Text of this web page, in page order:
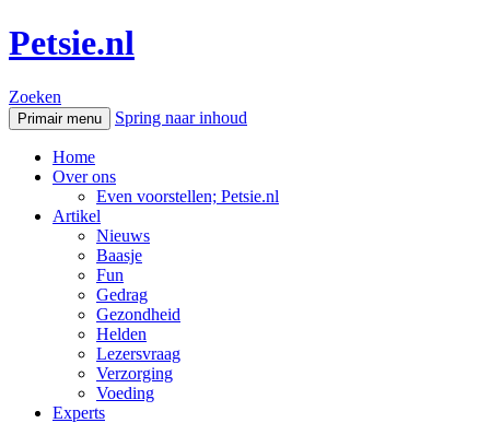
Petsie.nl
Zoeken
Primair menu Spring naar inhoud
Home
Over ons
Even voorstellen; Petsie.nl
Artikel
Nieuws
Baasje
Fun
Gedrag
Gezondheid
Helden
Lezersvraag
Verzorging
Voeding
Experts